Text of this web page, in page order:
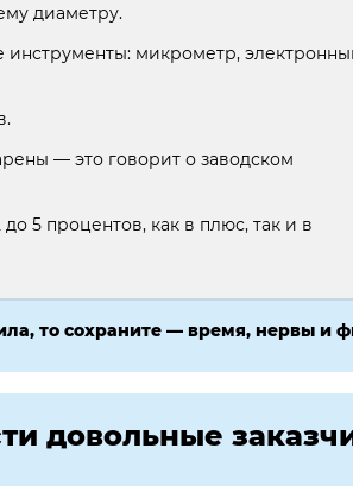
диаметру.
инструменты: микрометр,
— это говорит о заводском
5 процентов, как в плюс, так и в
то сохраните — время, нервы и
довольные